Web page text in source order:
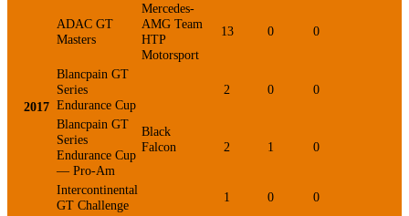
2017
ADAC GT
Masters
Mercedes-
AMG Team
HTP
Motorsport
13 0 0
Blancpain GT
Series
Endurance Cup
Black
Falcon
2 0 0
Blancpain GT
Series
Endurance Cup
— Pro-Am
2 1 0
Intercontinental
GT Challenge
1 0 0